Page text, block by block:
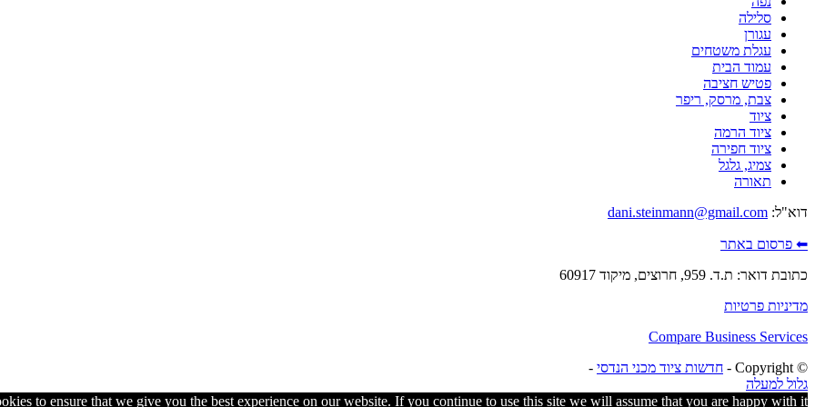
סלילה
עגורן
עגלת משטחים
עמוד הבית
פטיש חציבה
צבת, מרסק, ריפר
ציוד
ציוד הרמה
ציוד חפירה
צמיג, גלגל
תאורה
דוא"ל: dani.steinmann@gmail.com
⬅ פרסום באתר
כתובת דואר: ת.ד. 959, חרוצים, מיקוד 60917
מדיניות פרטיות
Compare Business Services
© ‫Copyright -
חדשות ציוד מכני הנדסי -
גלול למעלה
to ensure that we give you the best experience on our website. If you continue to use this site we will assume that you are happy with it.